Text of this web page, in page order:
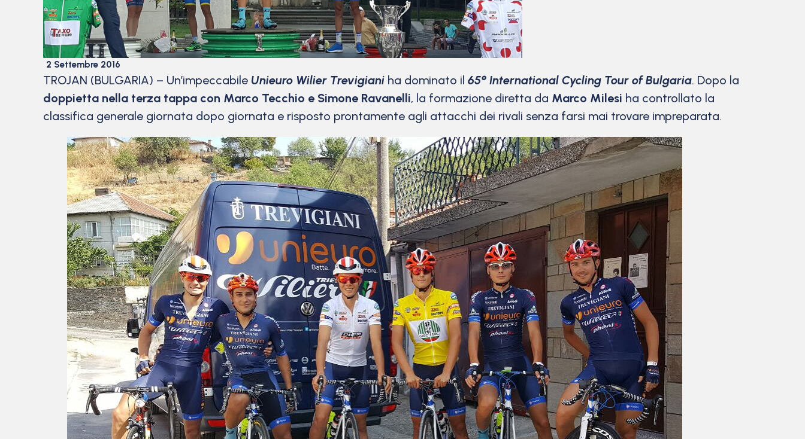
2 Settembre 2016
TROJAN (BULGARIA) – Un’impeccabile Unieuro Wilier Trevigiani ha dominato il 65° International Cycling Tour of Bulgaria. Dopo la
doppietta nella terza tappa con Marco Tecchio e Simone Ravanelli, la formazione diretta da Marco Milesi ha controllato la
classifica generale giornata dopo giornata e risposto prontamente agli attacchi dei rivali senza farsi mai trovare impreparata.